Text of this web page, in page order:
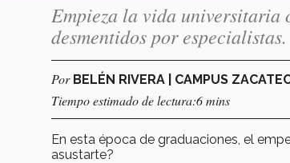
Empieza la vida universitaria
desmentidos por especialistas.
Por BELÉN RIVERA | CAMPUS
Tiempo estimado de lectura:6 mins
En esta época de graduaciones, el
asustarte?